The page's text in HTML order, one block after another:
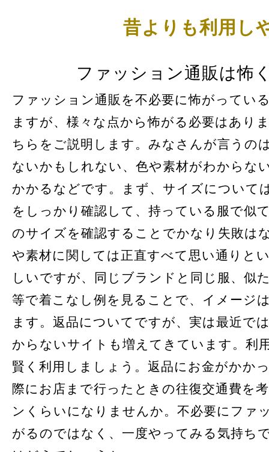
昔よりも利用し
ファッション通販は怖
ファッション通販を不必要に怖がってい
ますが、様々な点から怖がる必要はあり
ちらをご説明します。みなさんが言うの
ないかもしれない、色や素材がわからな
かかるなどです。まず、サイズについて
をしっかり確認して、持っている服で似
のサイズを確認することでかなり失敗は
や素材に関しては正直すべて思い通りと
しいですが、同じブランドと同じ服、似
等で着こなし例を見ることで、イメージ
ます。返品についてですが、実は最近で
からないサイトも増えてきています。利
賢く利用しましょう。返品にお金がかか
際にお店まで行ったときの往復交通費を
ンくらいになりませんか。不必要にファ
がるのではなく、一度やってみる気持ち